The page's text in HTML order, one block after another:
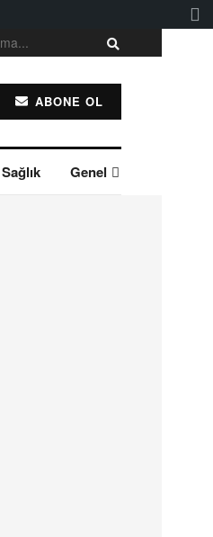
ABONE OL
Sağlık Genel